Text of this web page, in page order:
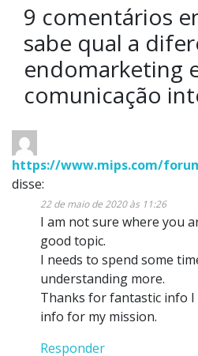
9 comentários
sabe qual a
endomarketing
comunicação
https://www.mips.com/
disse:
22 de maio de 2020 às 11:26
I am not sure where you
good topic.
I needs to spend some
understanding more.
Thanks for fantastic info
info for my mission.
Responder